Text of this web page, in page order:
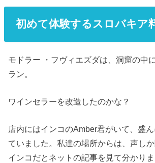
初めて体験するスロバキア
モドラー ・フヴィエズダは、洞窟の中
ラン。
ワインセラーを改造したのかな？
店内にはインコのAmber君がいて、盛
ていました。私達の場所からは、声し
インコだとネットの記事を見て分かりま